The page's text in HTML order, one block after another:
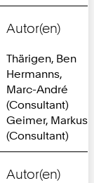
Autor(en)
Thärigen, Ben
Hermanns,
Marc-André
(Consultant)
Geimer, Markus
(Consultant)
Autor(en)